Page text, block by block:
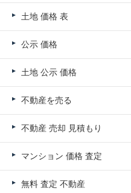
土地 価格 表
公示 価格
土地 公示 価格
不動産を売る
不動産 売却 見積もり
マンション 価格 査定
無料 査定 不動産